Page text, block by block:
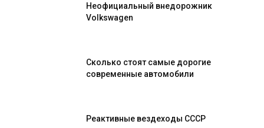
Неофициальный внедорожник
Volkswagen
Сколько стоят самые дорогие
современные автомобили
Реактивные вездеходы СССР